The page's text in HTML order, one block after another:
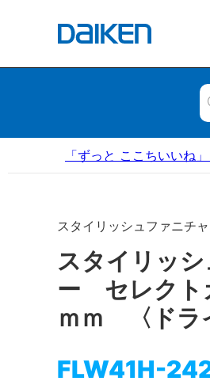
「ずっと ここちいいね
スタイリッシュファニチ
スタイリッ
ー セレクト
ｍｍ 〈ドラ
FLW41H-